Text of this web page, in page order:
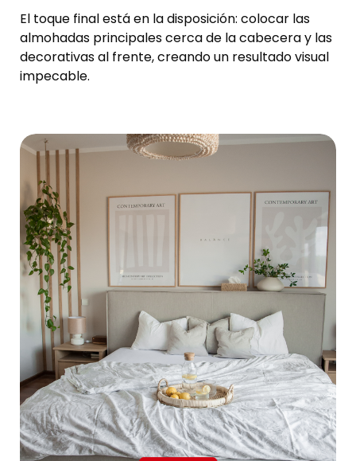
El toque final está en la disposición: colocar las
almohadas principales cerca de la cabecera y las
decorativas al frente, creando un resultado visual
impecable.